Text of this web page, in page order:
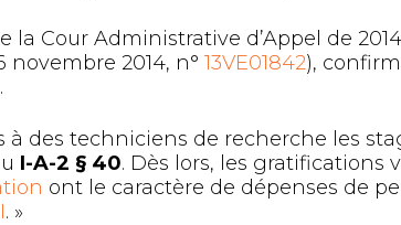
la Cour Administrative d’Appel de
novembre 2014, n°13VE01842),
à des techniciens de recherche les
I-A-2 § 40. Dès lors, les gratifications
ont le caractère de dépenses de
. »